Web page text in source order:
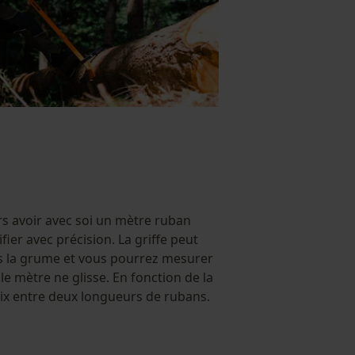
avoir avec soi un mètre ruban
avec précision. La griffe peut
la grume et vous pourrez mesurer
mètre ne glisse. En fonction de la
entre deux longueurs de rubans.